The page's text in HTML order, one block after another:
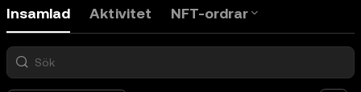
Insamlad Aktivitet NFT-ordrar